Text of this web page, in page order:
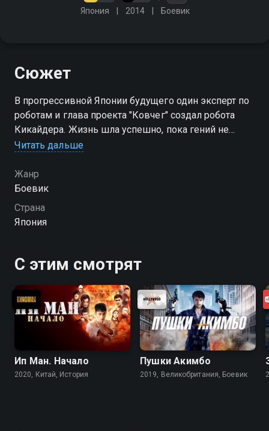
Япония 2014 Боевик
Сюжет
В прогрессивной Японии будущего один эксперт по
роботам и глава проекта "Ковчег" создал робота
Кикайдера. Жизнь шла успешно, пока гений не
умер, оставив за своей смертью одни лишь загадки.
"Ковчегом"
Читать дальше
Жанр
Боевик
Страна
Япония
С этим смотрят
Ип Ман. Начало
2020, Китай, История
Пушки Акимбо
2019, Великобритания, Боевик